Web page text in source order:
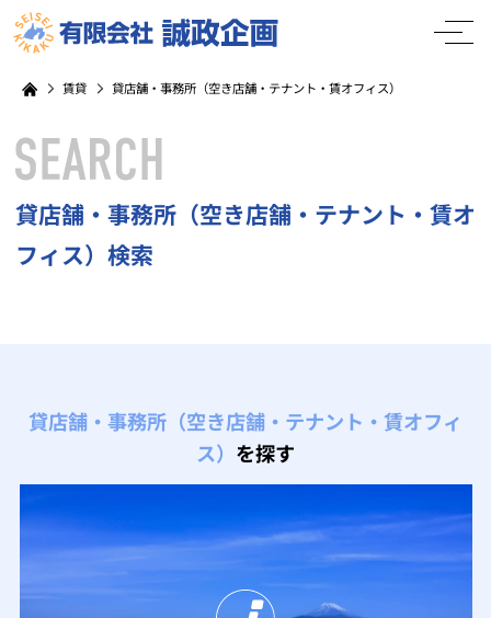
賃貸 貸店舗・事務所（空き店舗・テナント・賃オフィス）
貸店舗・事務所（空き店舗・テナント・賃オ
フィス）検索
貸店舗・事務所（空き店舗・テナント・賃オフィ
ス） を探す